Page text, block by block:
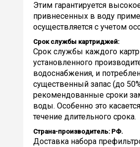
Этим гарантируется
привнесенных в воду
осуществляется с учетом
Срок службы картриджей:
Срок службы каждого
установленного
водоснабжения, и
существенный запас (до
рекомендованные сроки
воды. Особенно это
течение длительного срока.
Страна-производитель: РФ.
Доставка набора